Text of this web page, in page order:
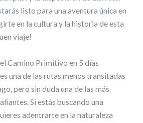
listo para una aventura única en
en la cultura y la historia de esta
viaje!
Camino Primitivo en 5 días
una de las rutas menos transitadas
pero sin duda una de las más
Si estás buscando una
adentrarte en la naturaleza